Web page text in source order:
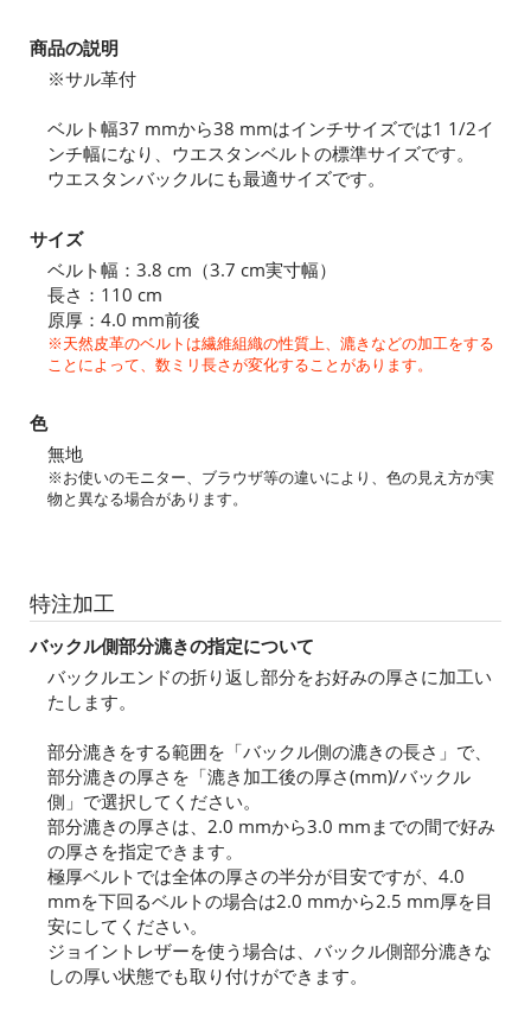
商品の説明
※サル革付
ベルト幅37 mmから38 mmはインチサイズでは1 1/2イ
ンチ幅になり、ウエスタンベルトの標準サイズです。
ウエスタンバックルにも最適サイズです。
サイズ
ベルト幅：3.8 cm（3.7 cm実寸幅）
長さ：110 cm
原厚：4.0 mm前後
※天然皮革のベルトは繊維組織の性質上、漉きなどの加工をする
ことによって、数ミリ長さが変化することがあります。
色
無地
※お使いのモニター、ブラウザ等の違いにより、色の見え方が実
物と異なる場合があります。
特注加工
バックル側部分漉きの指定について
バックルエンドの折り返し部分をお好みの厚さに加工い
たします。
部分漉きをする範囲を「バックル側の漉きの長さ」で、
部分漉きの厚さを「漉き加工後の厚さ(mm)/バックル
側」で選択してください。
部分漉きの厚さは、2.0 mmから3.0 mmまでの間で好み
の厚さを指定できます。
極厚ベルトでは全体の厚さの半分が目安ですが、4.0
mmを下回るベルトの場合は2.0 mmから2.5 mm厚を目
安にしてください。
ジョイントレザーを使う場合は、バックル側部分漉きな
しの厚い状態でも取り付けができます。